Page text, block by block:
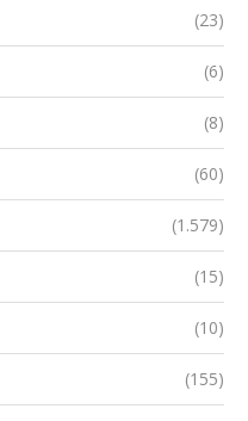
(23)
(6)
(8)
(60)
(1.579)
(15)
(10)
(155)